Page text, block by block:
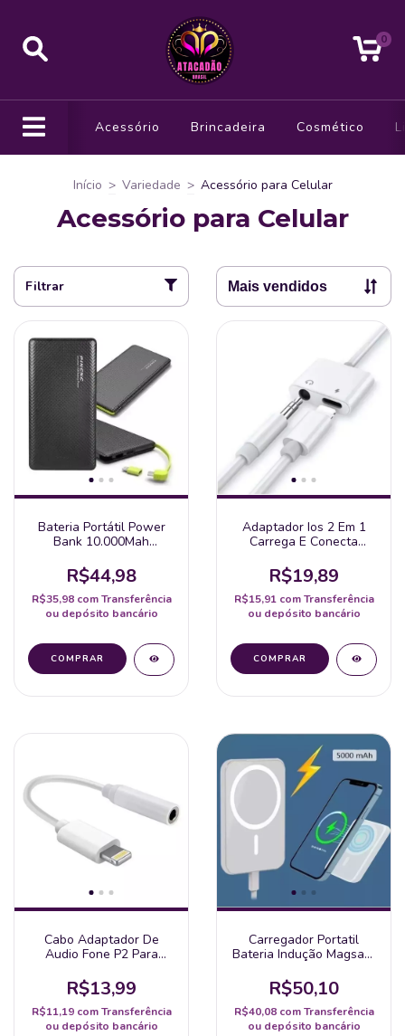
0
Acessório Brincadeira Cosmético
Início > Variedade > Acessório para Celular
Acessório para Celular
Filtrar
Bateria Portátil Power
Bank 10.000Mah
R$44,98
R$35,98 com Transferência
ou depósito bancário
Adaptador Ios 2 Em 1
Carrega E Conecta
Iphone Ipad
R$19,89
R$15,91 com Transferência
ou depósito bancário
Cabo Adaptador De
Audio Fone P2 Para
R$13,99
R$11,19 com Transferência
ou depósito bancário
Carregador Portatil
Bateria Indução Magsafe
Magnetic Wireless
R$50,10
R$40,08 com Transferência
ou depósito bancário